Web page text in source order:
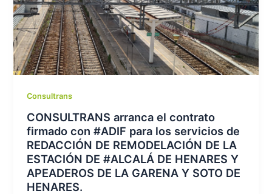
Consultrans
CONSULTRANS arranca el contrato
firmado con #ADIF para los servicios de
REDACCIÓN DE REMODELACIÓN DE LA
ESTACIÓN DE #ALCALÁ DE HENARES Y
APEADEROS DE LA GARENA Y SOTO DE
HENARES.